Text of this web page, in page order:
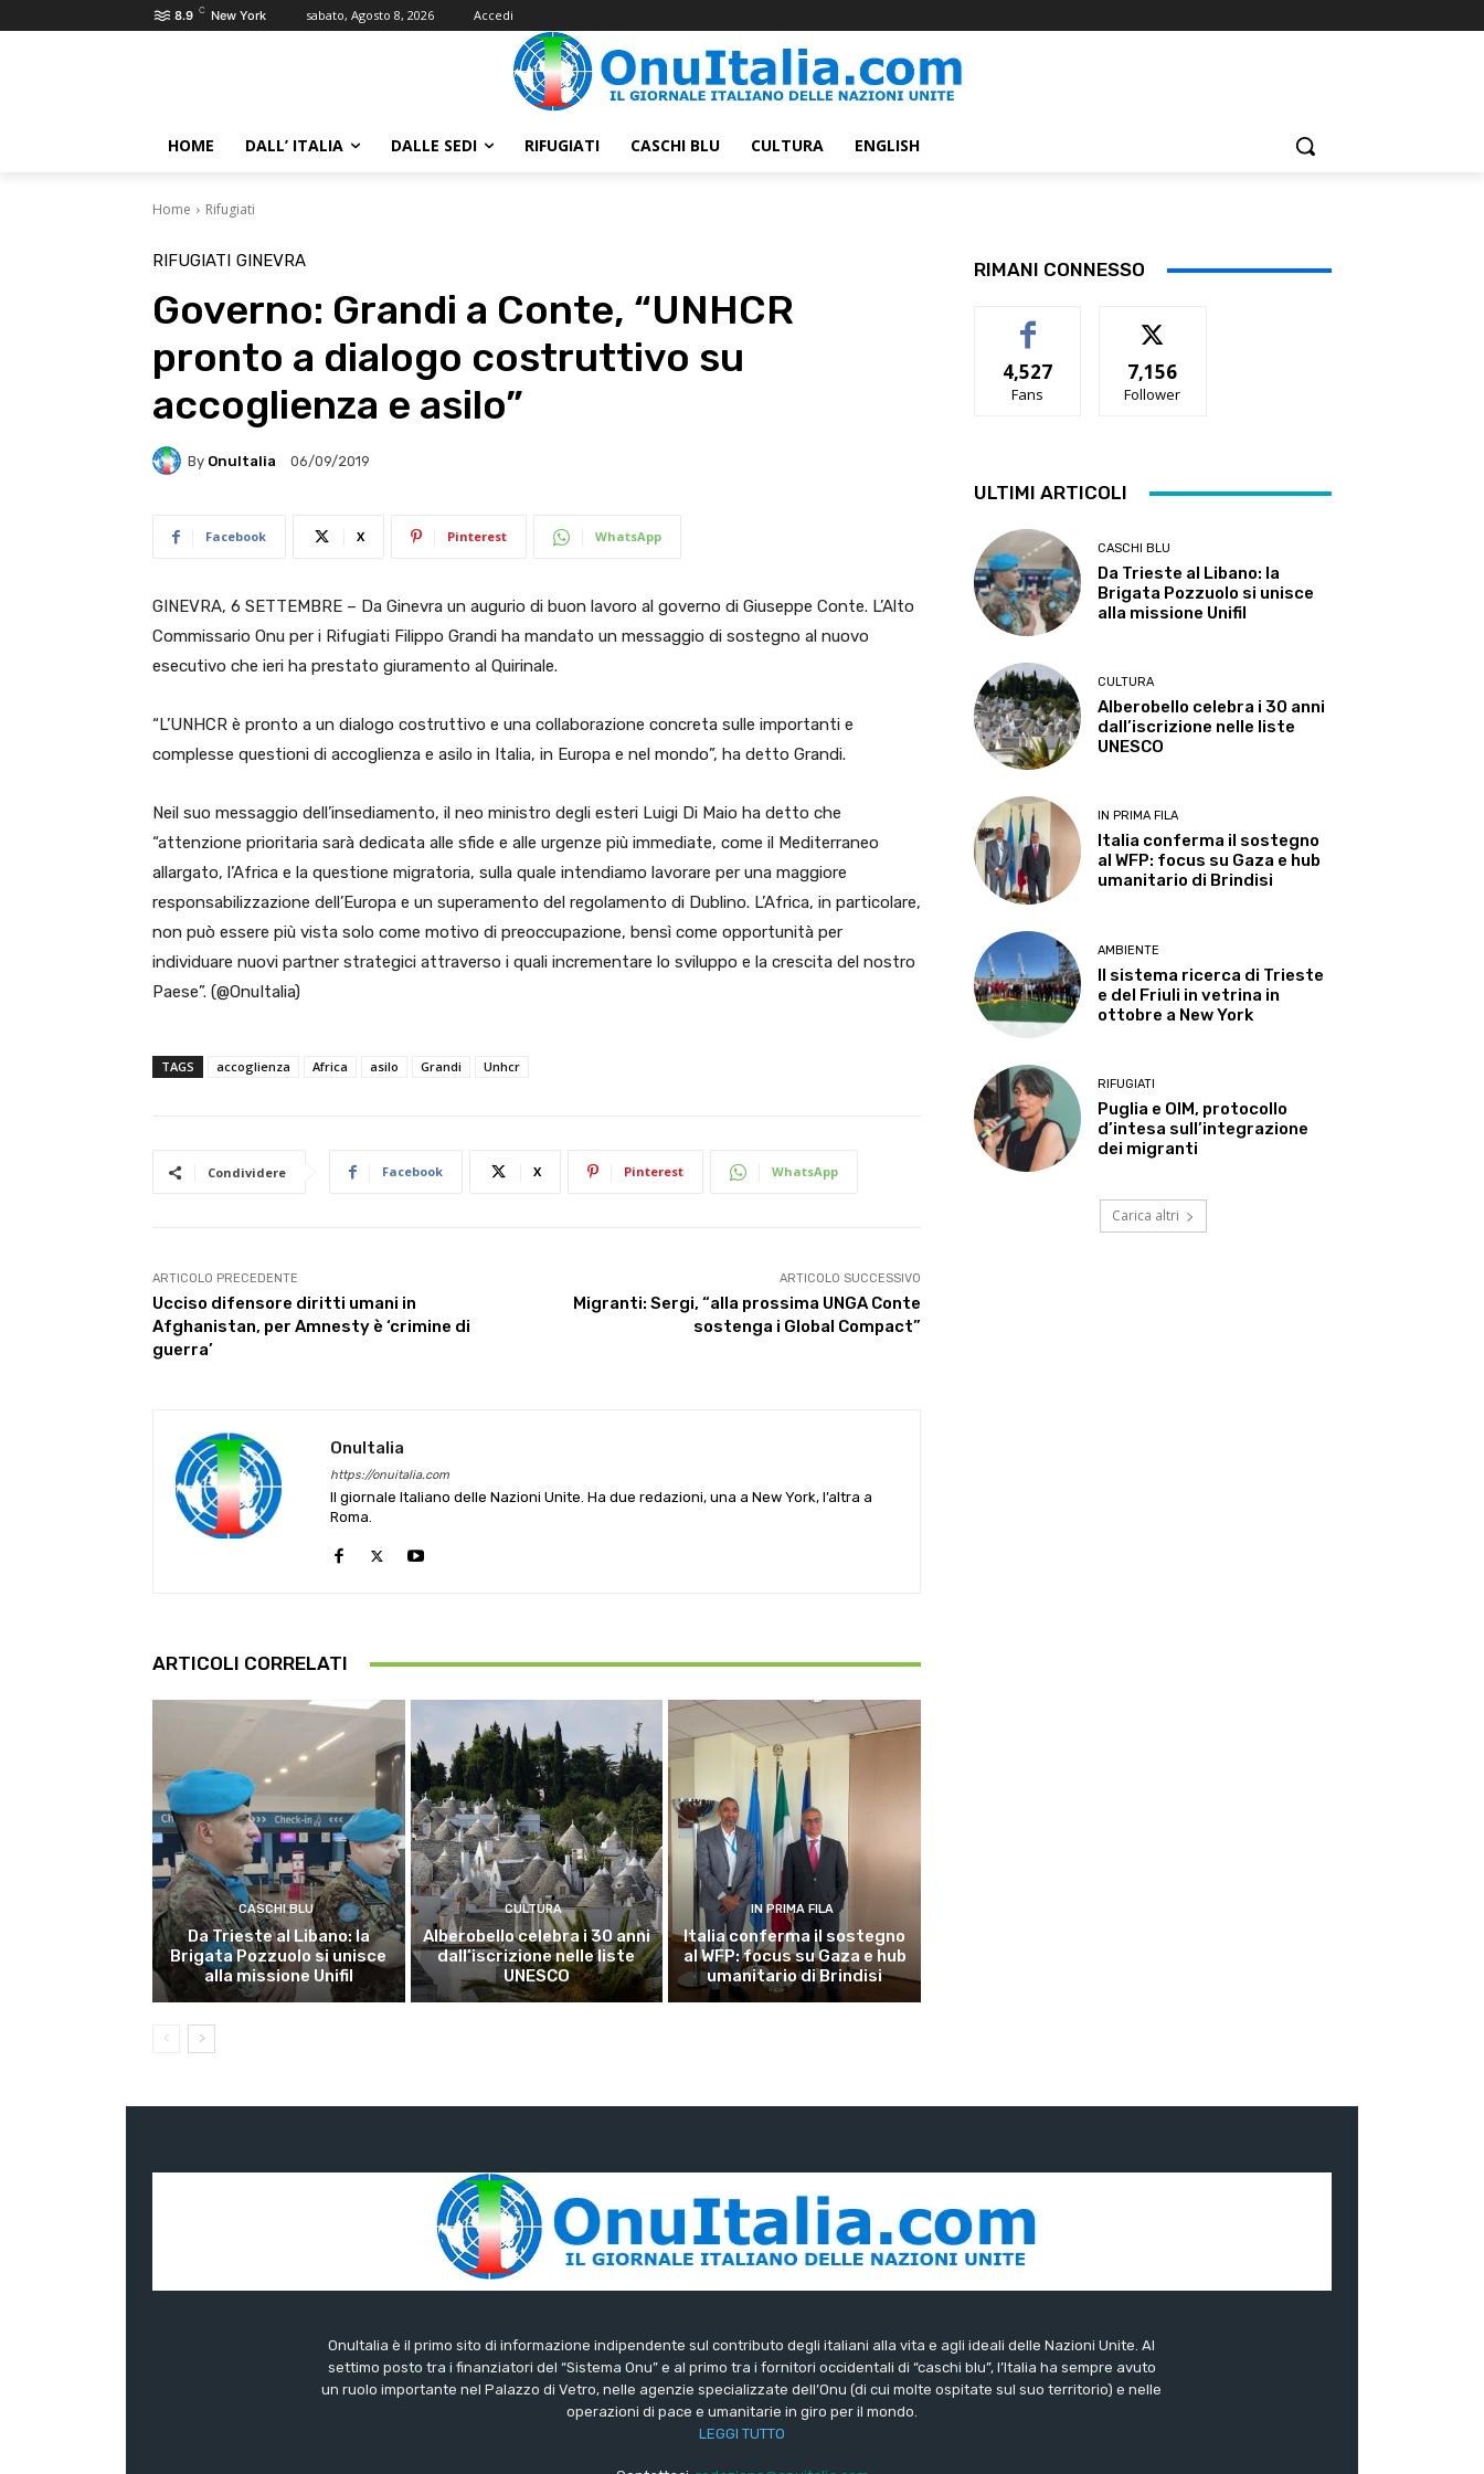
8.9 C New York sabato, Agosto 8, 2026 Accedi
HOME DALL’ ITALIA DALLE SEDI RIFUGIATI CASCHI BLU CULTURA ENGLISH
Home Rifugiati
RIFUGIATI GINEVRA
Governo: Grandi a Conte, “UNHCR
pronto a dialogo costruttivo su
accoglienza e asilo”
By OnuItalia 06/09/2019
Facebook X Pinterest WhatsApp
GINEVRA, 6 SETTEMBRE – Da Ginevra un augurio di buon lavoro al governo di Giuseppe Conte. L’Alto
Commissario Onu per i Rifugiati Filippo Grandi ha mandato un messaggio di sostegno al nuovo
esecutivo che ieri ha prestato giuramento al Quirinale.
“L’UNHCR è pronto a un dialogo costruttivo e una collaborazione concreta sulle importanti e
complesse questioni di accoglienza e asilo in Italia, in Europa e nel mondo”, ha detto Grandi.
Neil suo messaggio dell’insediamento, il neo ministro degli esteri Luigi Di Maio ha detto che
“attenzione prioritaria sarà dedicata alle sfide e alle urgenze più immediate, come il Mediterraneo
allargato, l’Africa e la questione migratoria, sulla quale intendiamo lavorare per una maggiore
responsabilizzazione dell’Europa e un superamento del regolamento di Dublino. L’Africa, in particolare,
non può essere più vista solo come motivo di preoccupazione, bensì come opportunità per
individuare nuovi partner strategici attraverso i quali incrementare lo sviluppo e la crescita del nostro
Paese”. (@OnuItalia)
TAGS accoglienza Africa asilo Grandi Unhcr
Condividere Facebook X Pinterest WhatsApp
ARTICOLO PRECEDENTE
Ucciso difensore diritti umani in
Afghanistan, per Amnesty è ‘crimine di
guerra’
ARTICOLO SUCCESSIVO
Migranti: Sergi, “alla prossima UNGA Conte
sostenga i Global Compact”
OnuItalia
https://onuitalia.com
Il giornale Italiano delle Nazioni Unite. Ha due redazioni, una a New York, l’altra a
Roma.
ARTICOLI CORRELATI
CASCHI BLU
Da Trieste al Libano: la
Brigata Pozzuolo si unisce
alla missione Unifil
CULTURA
Alberobello celebra i 30 anni
dall’iscrizione nelle liste
UNESCO
IN PRIMA FILA
Italia conferma il sostegno
al WFP: focus su Gaza e hub
umanitario di Brindisi
RIMANI CONNESSO
4,527
Fans
7,156
Follower
ULTIMI ARTICOLI
CASCHI BLU
Da Trieste al Libano: la
Brigata Pozzuolo si unisce
alla missione Unifil
CULTURA
Alberobello celebra i 30 anni
dall’iscrizione nelle liste
UNESCO
IN PRIMA FILA
Italia conferma il sostegno
al WFP: focus su Gaza e hub
umanitario di Brindisi
AMBIENTE
Il sistema ricerca di Trieste
e del Friuli in vetrina in
ottobre a New York
RIFUGIATI
Puglia e OIM, protocollo
d’intesa sull’integrazione
dei migranti
Carica altri
OnuItalia è il primo sito di informazione indipendente sul contributo degli italiani alla vita e agli ideali delle Nazioni Unite. Al
settimo posto tra i finanziatori del “Sistema Onu” e al primo tra i fornitori occidentali di “caschi blu”, l’Italia ha sempre avuto
un ruolo importante nel Palazzo di Vetro, nelle agenzie specializzate dell’Onu (di cui molte ospitate sul suo territorio) e nelle
operazioni di pace e umanitarie in giro per il mondo.
LEGGI TUTTO